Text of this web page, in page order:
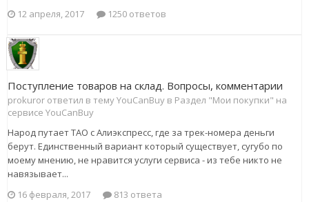
12 апреля, 2017
1250 ответов
Поступление товаров на склад. Вопросы, комментарии
prokuror ответил в тему YouCanBuy в Раздел "Мои покупки" на
сервисе YouCanBuy
Народ путает ТАО c Алиэкспресс, где за трек-номера деньги
берут. Единственный вариант который существует, сугубо по
моему мнению, не нравится услуги сервиса - из тебе никто не
навязывает...
16 февраля, 2017
813 ответа